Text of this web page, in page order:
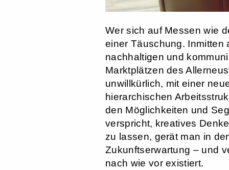
Wer sich auf Messen wie
einer Täuschung. Inmitten
nachhaltigen und
Marktplätzen des
unwillkürlich, mit einer
hierarchischen
den Möglichkeiten und
verspricht, kreatives
zu lassen, gerät man in
Zukunftserwartung – und
nach wie vor existiert.